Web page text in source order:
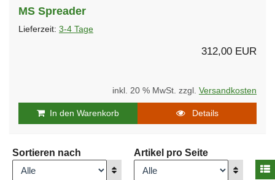
MS Spreader
Lieferzeit: 3-4 Tage
312,00 EUR
inkl. 20 % MwSt. zzgl. Versandkosten
In den Warenkorb Details
Sortieren nach
Anzeigen
Artikel pro Seite
Anzeigen